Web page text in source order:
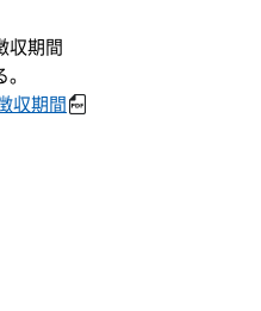
収期間
収期間